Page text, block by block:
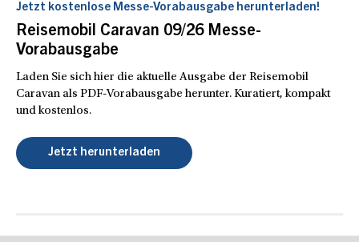
Jetzt kostenlose Messe-Vorabausgabe herunterladen!
Reisemobil Caravan 09/26 Messe-
Vorabausgabe
Laden Sie sich hier die aktuelle Ausgabe der Reisemobil
Caravan als PDF-Vorabausgabe herunter. Kuratiert, kompakt
und kostenlos.
Jetzt herunterladen